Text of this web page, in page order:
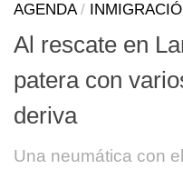
AGENDA/
Al rescate en
patera con
deriva
Una neumática con